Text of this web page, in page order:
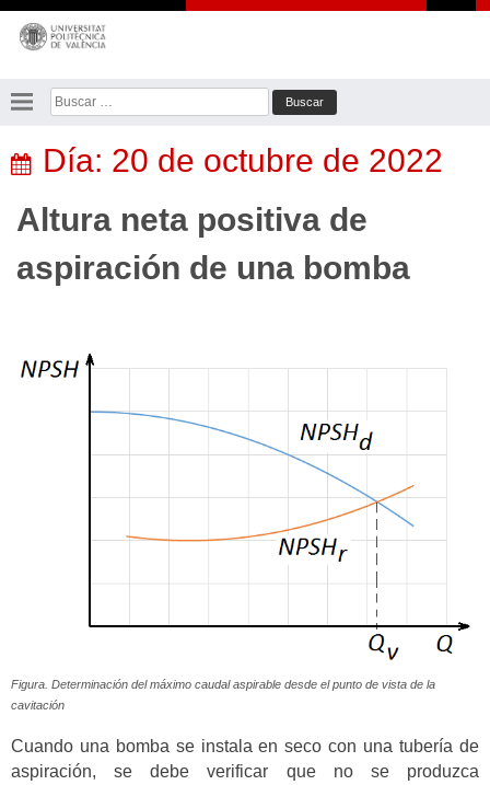
Saltar
contenido
Buscar:
Día: 20 de octubre de 2022
Altura neta positiva de
aspiración de una bomba
Figura. Determinación del máximo caudal aspirable desde el punto de vista de la
cavitación
Cuando una bomba se instala en seco con una tubería de
aspiración, se debe verificar que no se produzca